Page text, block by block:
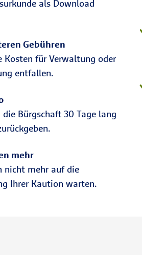
als Download
Gebühren
Kosten für Verwaltung oder
entfallen.
die Bürgschaft 30 Tage lang
mehr
nicht mehr auf die
Ihrer Kaution warten.